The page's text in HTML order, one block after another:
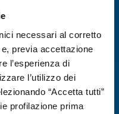
necessari al corretto
previa accettazione
l’esperienza di
l’utilizzo dei
“Accetta tutti”
profilazione prima
per sistemi